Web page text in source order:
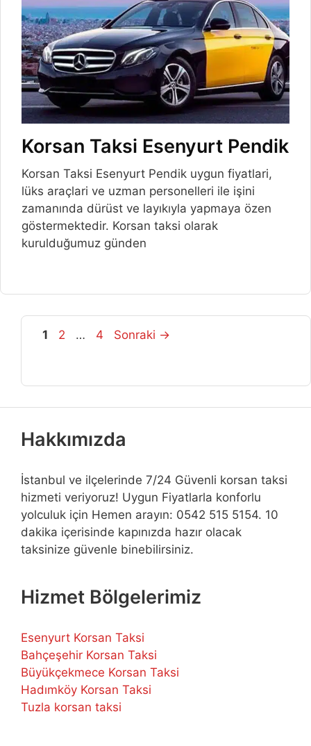
Korsan Taksi Esenyurt Pendik
Korsan Taksi Esenyurt Pendik uygun fiyatlari,
lüks araçlari ve uzman personelleri ile işini
zamanında dürüst ve layıkıyla yapmaya özen
göstermektedir. Korsan taksi olarak
kurulduğumuz günden
Sayfa
1 Sayfa
2 … Sayfa
4 Sonraki →
Hakkımızda
İstanbul ve ilçelerinde 7/24 Güvenli korsan taksi
hizmeti veriyoruz! Uygun Fiyatlarla konforlu
yolculuk için Hemen arayın: 0542 515 5154. 10
dakika içerisinde kapınızda hazır olacak
taksinize güvenle binebilirsiniz.
Hizmet Bölgelerimiz
Esenyurt Korsan Taksi
Bahçeşehir Korsan Taksi
Büyükçekmece Korsan Taksi
Hadımköy Korsan Taksi
Tuzla korsan taksi